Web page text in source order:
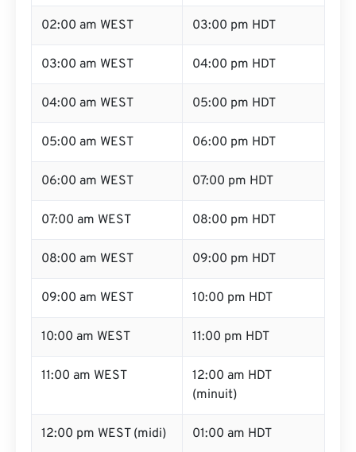
02:00 am WEST 03:00 pm HDT
03:00 am WEST 04:00 pm HDT
04:00 am WEST 05:00 pm HDT
05:00 am WEST 06:00 pm HDT
06:00 am WEST 07:00 pm HDT
07:00 am WEST 08:00 pm HDT
08:00 am WEST 09:00 pm HDT
09:00 am WEST 10:00 pm HDT
10:00 am WEST 11:00 pm HDT
11:00 am WEST
12:00 am HDT
(minuit)
12:00 pm WEST (midi) 01:00 am HDT